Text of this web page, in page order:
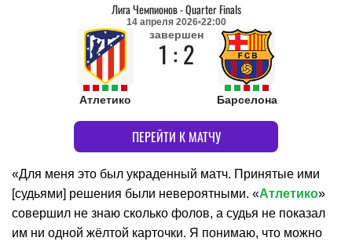
Лига Чемпионов-Quarter Finals
14 апреля 2026 22:00
Атлетико
завершен
1 : 2
Барселона
ПЕРЕЙТИ К МАТЧУ
«Для меня это был украденный матч. Принятые ими
[судьями] решения были невероятными. «Атлетико»
совершил не знаю сколько фолов, а судья не показал
им ни одной жёлтой карточки. Я понимаю, что можно